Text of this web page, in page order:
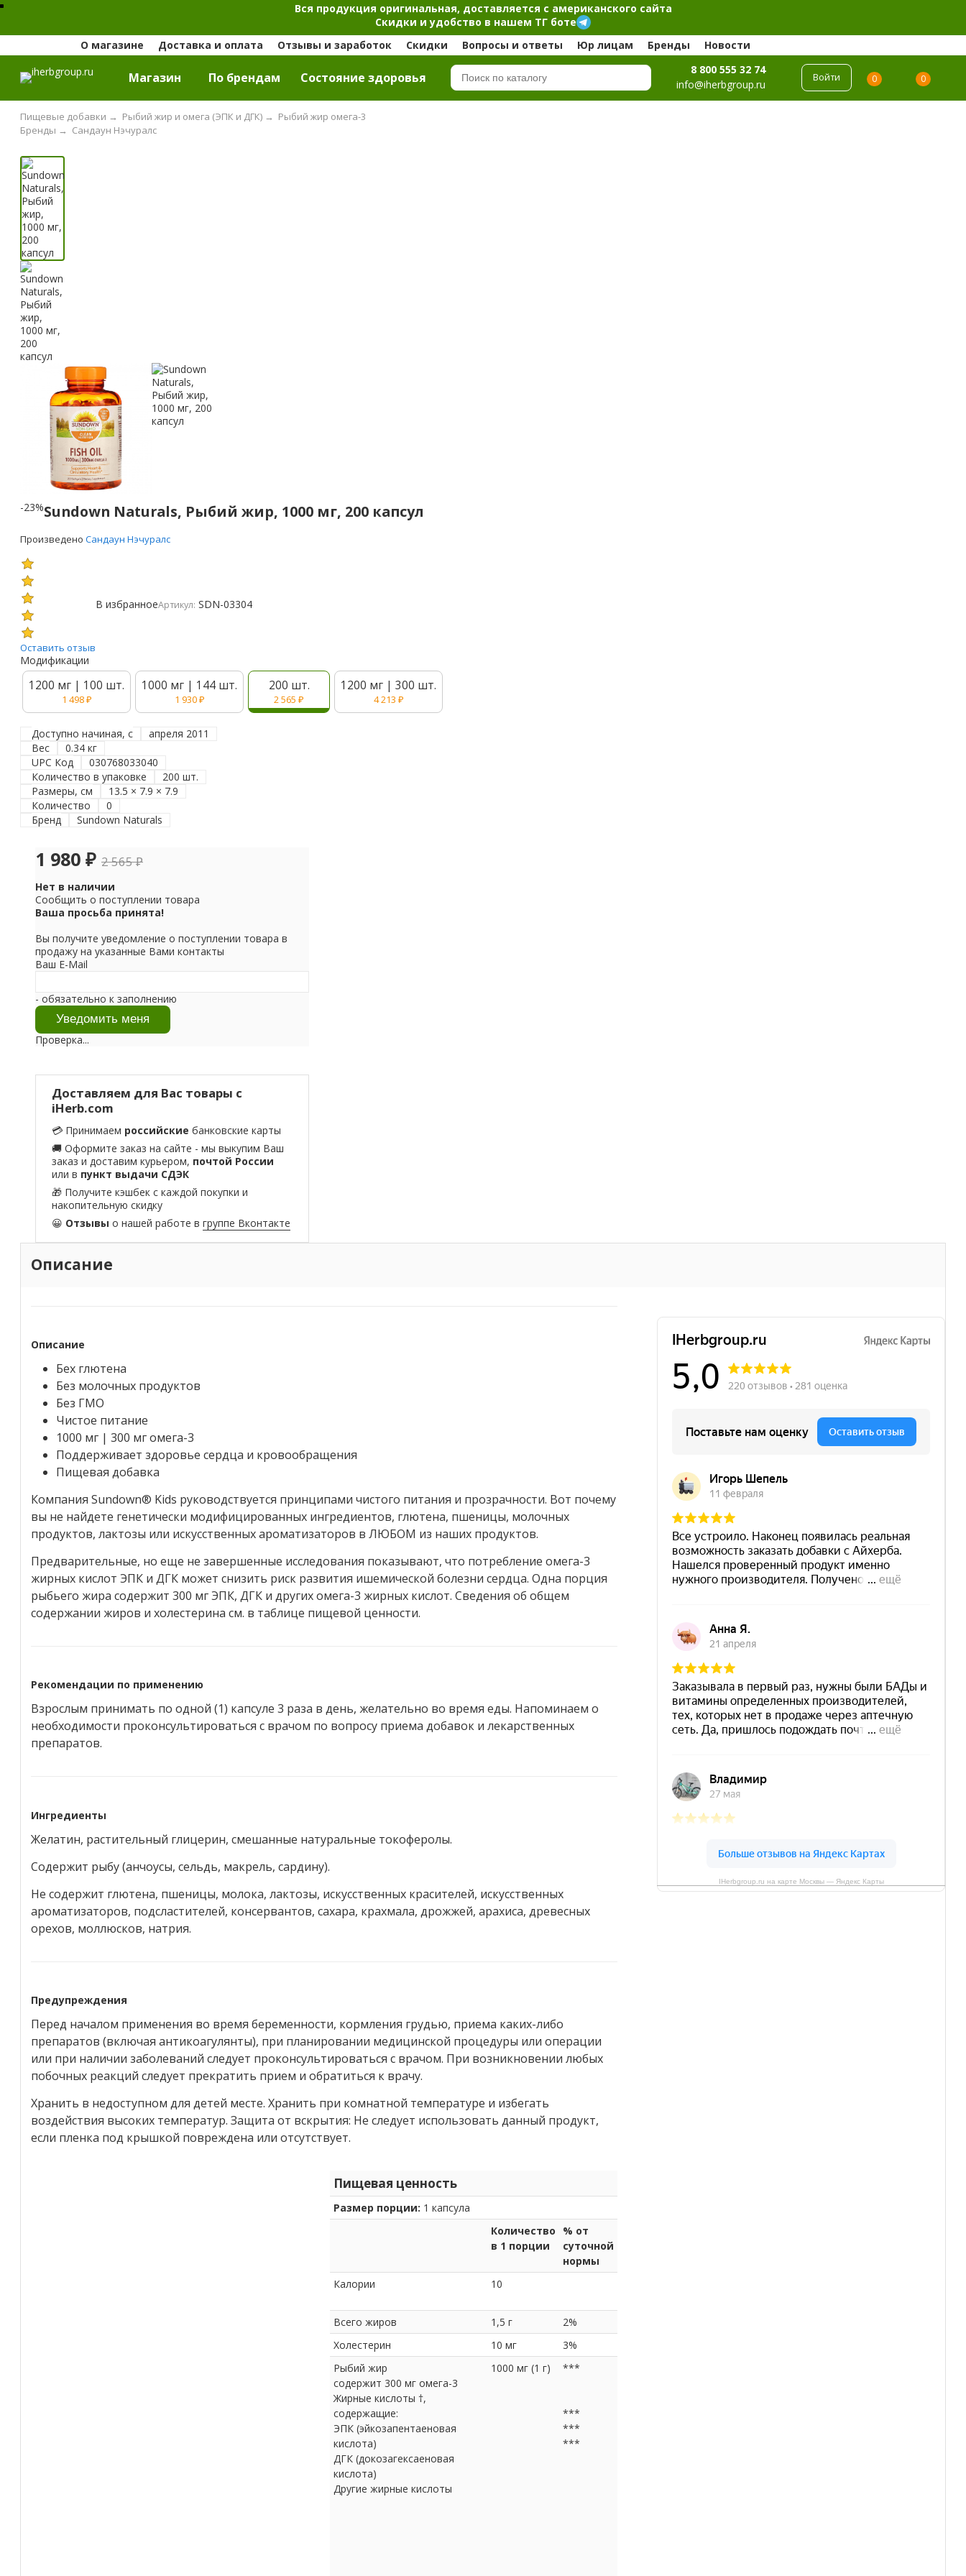
Вся продукция оригинальная, доставляется с американского сайта
Скидки и удобство в нашем ТГ боте
О магазине
Доставка и оплата Отзывы и заработок Скидки Вопросы и ответы Юр лицам Бренды Новости
Магазин По брендам Cостояние здоровья
8 800 555 32 74
info@iherbgroup.ru
Войти 0 0
Пищевые добавки → Рыбий жир и омега (ЭПК и ДГК) → Рыбий жир омега-3
Сандаун Нэчуралс
Бренды →
-23%Sundown Naturals, Рыбий жир, 1000 мг, 200 капсул
Произведено Сандаун Нэчуралс
Оставить отзыв
В избранноеАртикул: SDN-03304
Модификации
1200 мг | 100 шт.
1 498₽
1000 мг | 144 шт.
1 930₽
200 шт.
2 565 ₽
1200 мг | 300 шт.
4 213 ₽
Доступно начиная, с
апреля 2011
Вес
0.34 кг
UPC Код
030768033040
Количество в упаковке
200 шт.
Размеры, см
13.5 × 7.9 × 7.9
Количество
0
Бренд
Sundown Naturals
1 980 ₽ 2 565₽
Нет в наличии
Сообщить о поступлении товара
Ваша просьба принята!
Вы получите уведомление о поступлении товара в
продажу на указанные Вами контакты
Ваш E-Mail
- обязательно к заполнению
Проверка...
Доставляем для Вас товары с
iHerb.com
💳 Принимаем российские банковские карты
🚚 Оформите заказ на сайте - мы выкупим Ваш
заказ и доставим курьером, почтой России
или в пункт выдачи СДЭК
🎁 Получите кэшбек с каждой покупки и
накопительную скидку
😀 Отзывы о нашей работе вгруппе Вконтакте
Описание
Описание
Бех глютена
Без молочных продуктов
Без ГМО
Чистое питание
1000 мг | 300 мг омега-3
Поддерживает здоровье сердца и кровообращения
Пищевая добавка
Компания Sundown® Kids руководствуется принципами чистого питания и прозрачности. Вот почему
вы не найдете генетически модифицированных ингредиентов, глютена, пшеницы, молочных
продуктов, лактозы или искусственных ароматизаторов в ЛЮБОМ из наших продуктов.
Предварительные, но еще не завершенные исследования показывают, что потребление омега-3
жирных кислот ЭПК и ДГК может снизить риск развития ишемической болезни сердца. Одна порция
рыбьего жира содержит 300 мг ЭПК, ДГК и других омега-3 жирных кислот. Сведения об общем
содержании жиров и холестерина см. в таблице пищевой ценности.
Рекомендации по применению
Взрослым принимать по одной (1) капсуле 3 раза в день, желательно во время еды. Напоминаем о
необходимости проконсультироваться с врачом по вопросу приема добавок и лекарственных
препаратов.
Ингредиенты
Желатин, растительный глицерин, смешанные натуральные токоферолы.
Содержит рыбу (анчоусы, сельдь, макрель, сардину).
Не содержит глютена, пшеницы, молока, лактозы, искусственных красителей, искусственных
ароматизаторов, подсластителей, консервантов, сахара, крахмала, дрожжей, арахиса, древесных
орехов, моллюсков, натрия.
Предупреждения
Перед началом применения во время беременности, кормления грудью, приема каких-либо
препаратов (включая антикоагулянты), при планировании медицинской процедуры или операции
или при наличии заболеваний следует проконсультироваться с врачом. При возникновении любых
побочных реакций следует прекратить прием и обратиться к врачу.
Хранить в недоступном для детей месте. Хранить при комнатной температуре и избегать
воздействия высоких температур. Защита от вскрытия: Не следует использовать данный продукт,
если пленка под крышкой повреждена или отсутствует.
Пищевая ценность
Размер порции: 1 капсула
Количество
в 1 порции
% от
суточной
нормы
Калории
10
Всего жиров 1,5 г
2%
Холестерин
10 мг
3%
Рыбий жир
содержит 300 мг омега-3
Жирные кислоты †,
содержащие:
ЭПК (эйкозапентаеновая
кислота)
ДГК (докозагексаеновая
кислота)
Другие жирные кислоты
1000 мг (1 г) ***
***
***
***
IHerbgroup.ru на карте Москвы — Яндекс Карты